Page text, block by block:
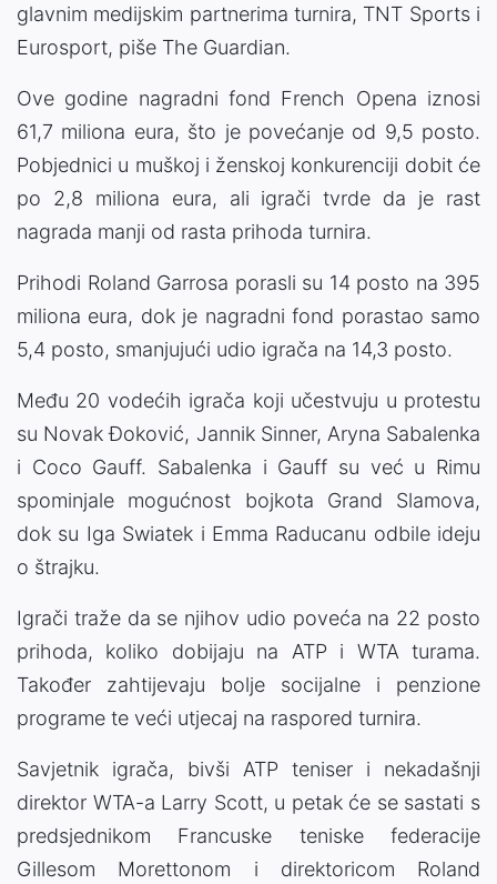
glavnim medijskim partnerima turnira, TNT Sports i
Eurosport, piše The Guardian.
Ove godine nagradni fond French Opena iznosi
61,7 miliona eura, što je povećanje od 9,5 posto.
Pobjednici u muškoj i ženskoj konkurenciji dobit će
po 2,8 miliona eura, ali igrači tvrde da je rast
nagrada manji od rasta prihoda turnira.
Prihodi Roland Garrosa porasli su 14 posto na 395
miliona eura, dok je nagradni fond porastao samo
5,4 posto, smanjujući udio igrača na 14,3 posto.
Među 20 vodećih igrača koji učestvuju u protestu
su Novak Đoković, Jannik Sinner, Aryna Sabalenka
i Coco Gauff. Sabalenka i Gauff su već u Rimu
spominjale mogućnost bojkota Grand Slamova,
dok su Iga Swiatek i Emma Raducanu odbile ideju
o štrajku.
Igrači traže da se njihov udio poveća na 22 posto
prihoda, koliko dobijaju na ATP i WTA turama.
Također zahtijevaju bolje socijalne i penzione
programe te veći utjecaj na raspored turnira.
Savjetnik igrača, bivši ATP teniser i nekadašnji
direktor WTA-a Larry Scott, u petak će se sastati s
predsjednikom Francuske teniske federacije
Gillesom Morettonom i direktoricom Roland